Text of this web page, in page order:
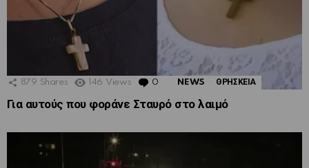
879 Shares 146 Views 0 Comments
NEWS ΘΡΗΣΚΕΙΑ
Για αυτούς που φοράνε Σταυρό στο λαιμό